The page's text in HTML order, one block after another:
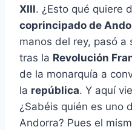
XIII. ¿Esto qué quiere
coprincipado de
manos del rey, pasó
tras la Revolución
de la monarquía a
la república. Y aquí
¿Sabéis quién es uno
Andorra? Pues el